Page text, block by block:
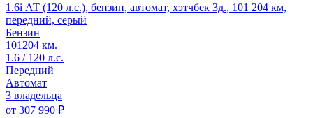
1.6i АТ (120 л.с.), бензин, автомат, хэтчбек 3д., 101 204 км,
передний, серый
Бензин
101204 км.
1.6 / 120 л.с.
Передний
Автомат
3 владельца
от 307 990 ₽